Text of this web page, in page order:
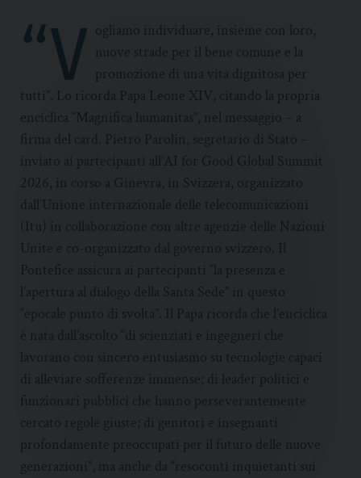
“V ogliamo individuare, insieme con loro,
nuove strade per il bene comune e la
promozione di una vita dignitosa per
tutti”. Lo ricorda Papa Leone XIV, citando la propria
enciclica “Magnifica humanitas”, nel messaggio – a
firma del card. Pietro Parolin, segretario di Stato –
inviato ai partecipanti all’AI for Good Global Summit
profondamente preoccupati per il futuro delle nuove
generazioni”, ma anche da “resoconti inquietanti sui